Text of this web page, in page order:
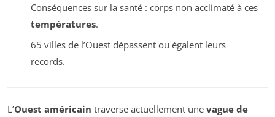
Conséquences sur la santé : corps non acclimaté à ces
températures.
65 villes de l’Ouest dépassent ou égalent leurs
records.
L’Ouest américain traverse actuellement une vague de